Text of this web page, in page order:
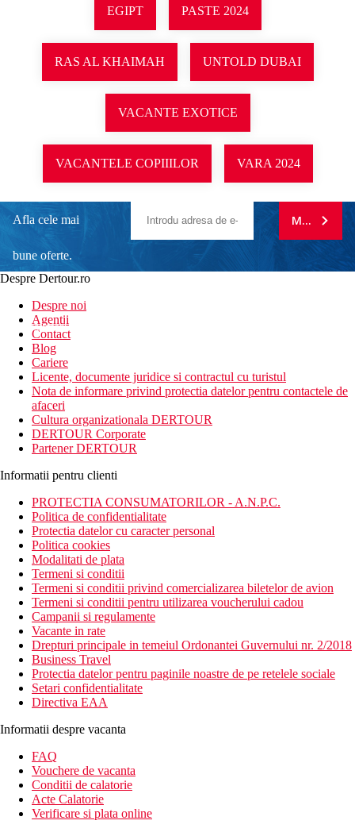
EGIPT PASTE 2024
RAS AL KHAIMAH UNTOLD DUBAI
VACANTE EXOTICE
VACANTELE COPIIILOR VARA 2024
Afla cele mai
bune oferte.
newsletter!
MA
Despre Dertour.ro
Despre noi
Agentii
Contact
Blog
Cariere
Licente, documente juridice si contractul cu turistul
Nota de informare privind protectia datelor pentru contactele de
afaceri
Cultura organizationala DERTOUR
DERTOUR Corporate
Partener DERTOUR
Informatii pentru clienti
PROTECTIA CONSUMATORILOR - A.N.P.C.
Politica de confidentialitate
Protectia datelor cu caracter personal
Politica cookies
Modalitati de plata
Termeni si conditii
Termeni si conditii privind comercializarea biletelor de avion
Termeni si conditii pentru utilizarea voucherului cadou
Campanii si regulamente
Vacante in rate
Drepturi principale in temeiul Ordonantei Guvernului nr. 2/2018
Business Travel
Protectia datelor pentru paginile noastre de pe retelele sociale
Setari confidentialitate
Directiva EAA
Informatii despre vacanta
FAQ
Vouchere de vacanta
Conditii de calatorie
Acte Calatorie
Verificare si plata online